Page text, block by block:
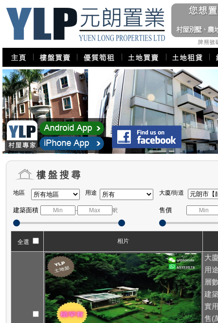
地區 用途 大廈/街道
建築面積 - 呎 售價
全選 相片
大
用
層
建
實
售(